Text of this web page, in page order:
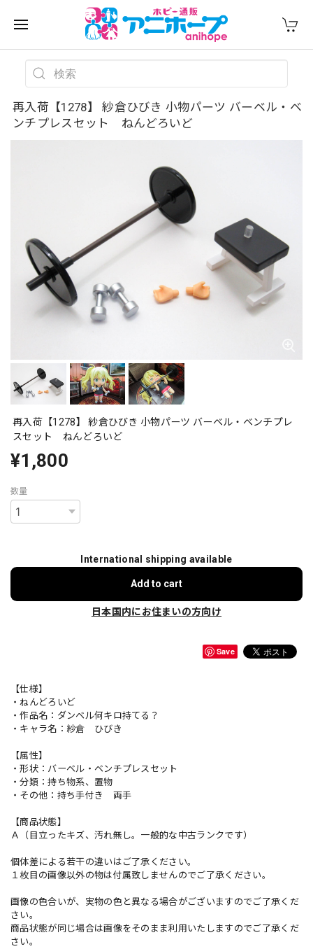
再入荷【1278】 紗倉ひびき 小物パーツ バーベル・ベ
ンチプレスセット ねんどろいど
再入荷【1278】 紗倉ひびき 小物パーツ バーベル・ベンチプレ
スセット ねんどろいど
¥1,800
数量
International shipping available
Add to cart
日本国内にお住まいの方向け
Save
【仕様】
・ねんどろいど
・作品名：ダンベル何キロ持てる？
・キャラ名：紗倉 ひびき
【属性】
・形状：バーベル・ベンチプレスセット
・分類：持ち物系、置物
・その他：持ち手付き 両手
【商品状態】
Ａ（目立ったキズ、汚れ無し。一般的な中古ランクです）
個体差による若干の違いはご了承ください。
１枚目の画像以外の物は付属致しませんのでご了承ください。
画像の色合いが、実物の色と異なる場合がございますのでご了承くだ
さい。
商品状態が同じ場合は画像をそのまま利用いたしますのでご了承くだ
さい。